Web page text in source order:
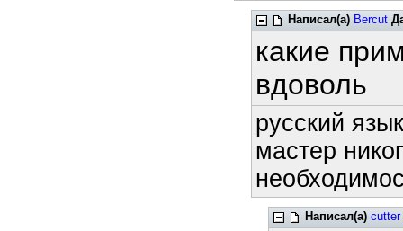
Написал(а) Bercut
какие
вдоволь
русский
мастер
Написал(а) cutter